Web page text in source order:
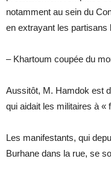
notamment au sein du
en extrayant les partisans
– Khartoum coupée du
Aussitôt, M. Hamdok est
qui aidait les militaires à «
Les manifestants, qui
Burhane dans la rue, se